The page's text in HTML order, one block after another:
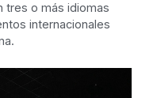
tres o más idiomas
internacionales